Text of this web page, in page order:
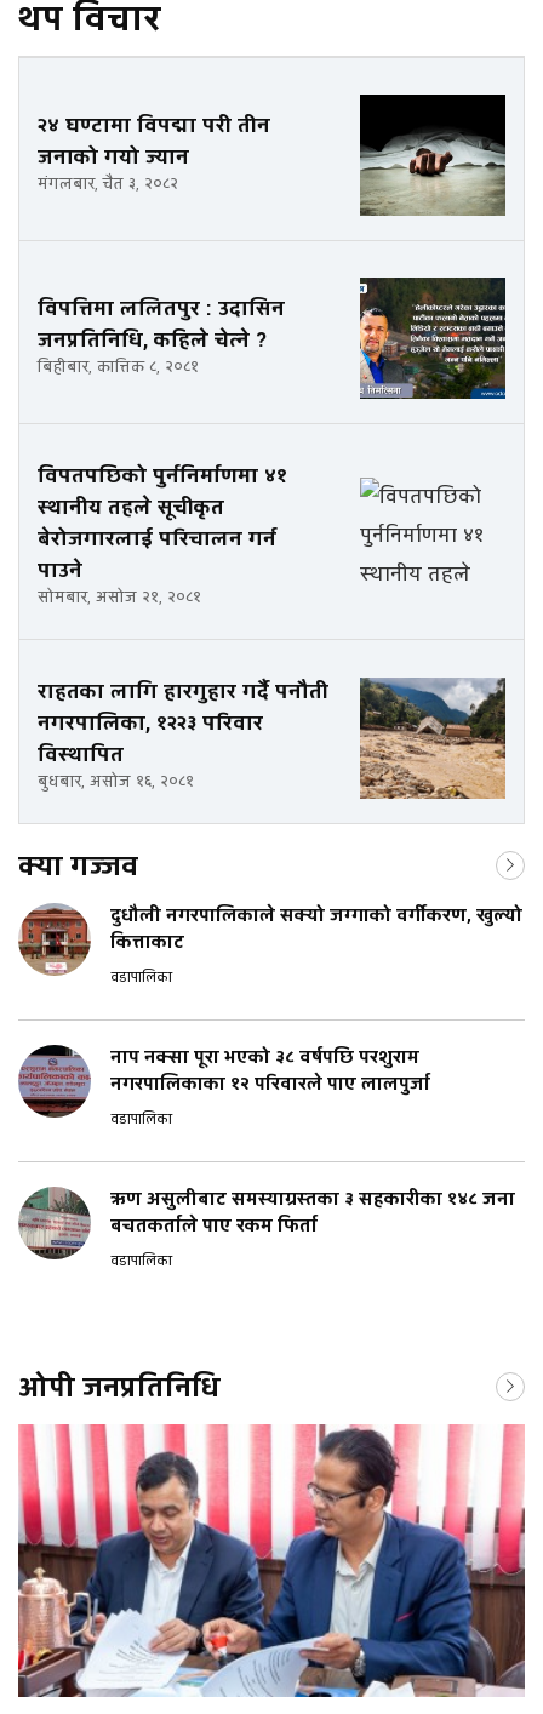
थप विचार
२४ घण्टामा विपद्मा परी तीन
जनाको गयो ज्यान
मंगलबार, चैत ३, २०८२
विपत्तिमा ललितपुर : उदासिन
जनप्रतिनिधि, कहिले चेत्ने ?
बिहीबार, कात्तिक ८, २०८१
विपतपछिको पुर्ननिर्माणमा ४१
स्थानीय तहले सूचीकृत
बेरोजगारलाई परिचालन गर्न
पाउने
सोमबार, असोज २१, २०८१
राहतका लागि हारगुहार गर्दै पनौती
नगरपालिका, १२२३ परिवार
विस्थापित
बुधबार, असोज १६, २०८१
क्या गज्जव
दुधौली नगरपालिकाले सक्यो जग्गाको वर्गीकरण, खुल्यो
कित्ताकाट
वडापालिका
नाप नक्सा पूरा भएको ३८ वर्षपछि परशुराम
नगरपालिकाका १२ परिवारले पाए लालपुर्जा
वडापालिका
ऋण असुलीबाट समस्याग्रस्तका ३ सहकारीका १४८ जना
बचतकर्ताले पाए रकम फिर्ता
वडापालिका
ओपी जनप्रतिनिधि